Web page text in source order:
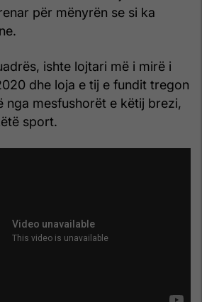
për mënyrën se si ka
ishte lojtari më i mirë i
dhe loja e tij e fundit tregon
nga mesfushorët e këtij brezi,
sport.